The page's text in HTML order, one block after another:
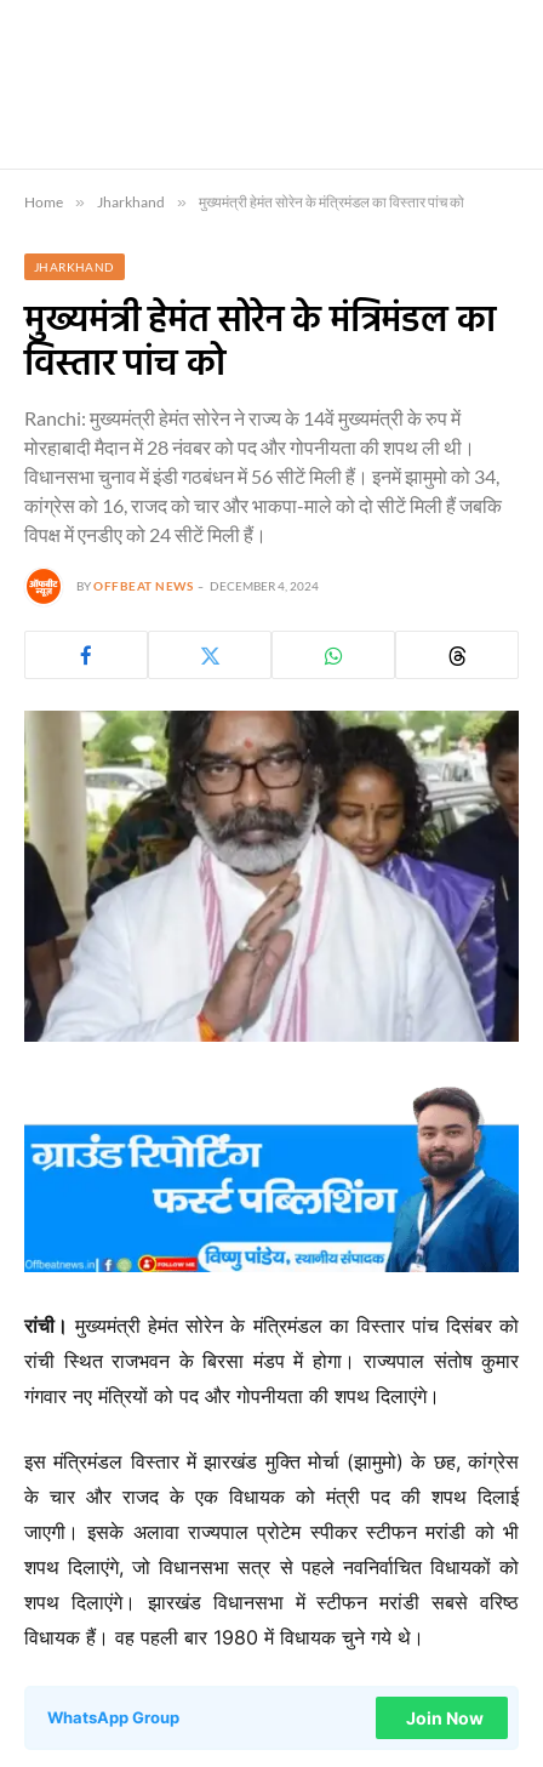
Home » Jharkhand » मुख्यमंत्री हेमंत सोरेन के मंत्रिमंडल का विस्तार पांच को
JHARKHAND
मुख्यमंत्री हेमंत सोरेन के मंत्रिमंडल का
विस्तार पांच को
Ranchi: मुख्यमंत्री हेमंत सोरेन ने राज्य के 14वें मुख्यमंत्री के रुप में
मोरहाबादी मैदान में 28 नंवबर को पद और गोपनीयता की शपथ ली थी।
विधानसभा चुनाव में इंडी गठबंधन में 56 सीटें मिली हैं। इनमें झामुमो को 34,
कांग्रेस को 16, राजद को चार और भाकपा-माले को दो सीटें मिली हैं जबकि
विपक्ष में एनडीए को 24 सीटें मिली हैं।
BYOFFBEAT NEWS DECEMBER 4, 2024
रांची। मुख्यमंत्री हेमंत सोरेन के मंत्रिमंडल का विस्तार पांच दिसंबर को
रांची स्थित राजभवन के बिरसा मंडप में होगा। राज्यपाल संतोष कुमार
गंगवार नए मंत्रियों को पद और गोपनीयता की शपथ दिलाएंगे।
इस मंत्रिमंडल विस्तार में झारखंड मुक्ति मोर्चा (झामुमो) के छह, कांग्रेस
के चार और राजद के एक विधायक को मंत्री पद की शपथ दिलाई
जाएगी। इसके अलावा राज्यपाल प्रोटेम स्पीकर स्टीफन मरांडी को भी
शपथ दिलाएंगे, जो विधानसभा सत्र से पहले नवनिर्वाचित विधायकों को
शपथ दिलाएंगे। झारखंड विधानसभा में स्टीफन मरांडी सबसे वरिष्ठ
विधायक हैं। वह पहली बार 1980 में विधायक चुने गये थे।
WhatsApp Group Join Now